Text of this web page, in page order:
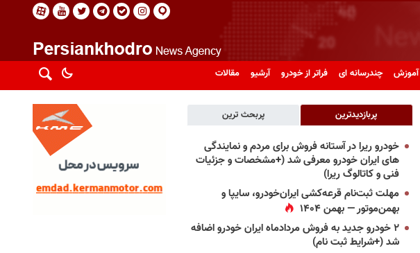
آموزش چندرسانه ای فراتر از خودرو آرشیو مقالات
پربازدیدترین پربحث ترین
خودرو ریرا در آستانه فروش برای مردم و نمایندگی
های ایران خودرو معرفی شد (+مشخصات و جزئیات
فنی و کاتالوگ ریرا)
مهلت ثبت‌نام قرعه‌کشی ایران‌خودرو، سایپا و
بهمن‌موتور — بهمن ۱۴۰۴
۲ خودرو جدید به فروش مردادماه ایران خودرو اضافه
شد (+شرایط ثبت نام)